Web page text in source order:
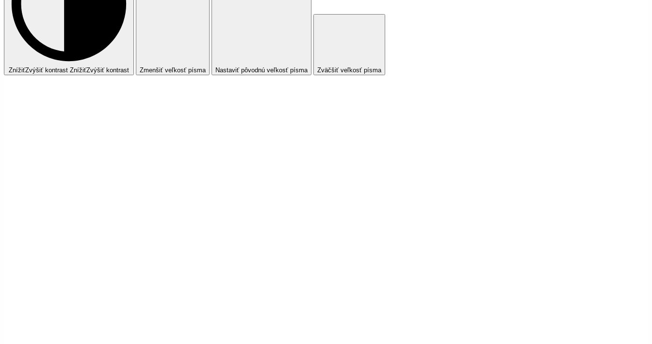
ZnížiťZvýšiť kontrast ZnížiťZvýšiť kontrast Zmenšiť veľkosť písma Nastaviť pôvodnú veľkosť písma Zväčšiť veľkosť písma